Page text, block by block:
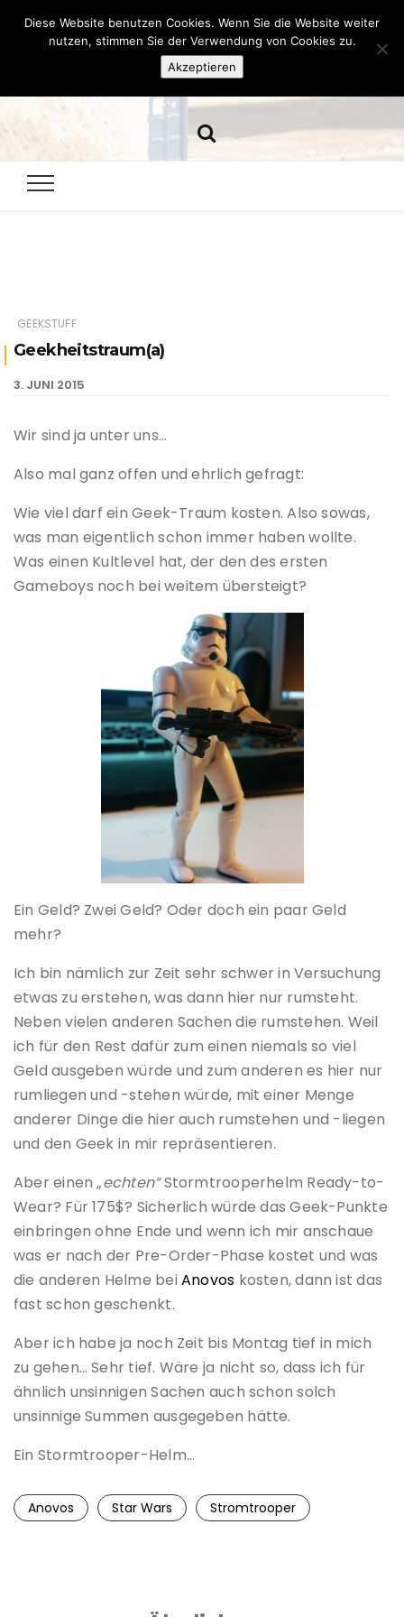
Hazamelistan
GEEKSTUFF
Geekheitstraum(a)
3. JUNI 2015
Wir sind ja unter uns…
Also mal ganz offen und ehrlich gefragt:
Wie viel darf ein Geek-Traum kosten. Also sowas,
was man eigentlich schon immer haben wollte.
Was einen Kultlevel hat, der den des ersten
Gameboys noch bei weitem übersteigt?
Ein Geld? Zwei Geld? Oder doch ein paar Geld
mehr?
Ich bin nämlich zur Zeit sehr schwer in Versuchung
etwas zu erstehen, was dann hier nur rumsteht.
Neben vielen anderen Sachen die rumstehen. Weil
ich für den Rest dafür zum einen niemals so viel
Geld ausgeben würde und zum anderen es hier nur
rumliegen und -stehen würde, mit einer Menge
anderer Dinge die hier auch rumstehen und -liegen
und den Geek in mir repräsentieren.
Aber einen „echten“Stormtrooperhelm Ready-to-
Wear? Für 175$? Sicherlich würde das Geek-Punkte
einbringen ohne Ende und wenn ich mir anschaue
was er nach der Pre-Order-Phase kostet und was
die anderen Helme bei Anovos kosten, dann ist das
fast schon geschenkt.
Aber ich habe ja noch Zeit bis Montag tief in mich
zu gehen… Sehr tief. Wäre ja nicht so, dass ich für
ähnlich unsinnigen Sachen auch schon solch
unsinnige Summen ausgegeben hätte.
Ein Stormtrooper-Helm…
Anovos Star Wars Stromtrooper
Diese Website benutzen Cookies. Wenn Sie die Website weiter
nutzen, stimmen Sie der Verwendung von Cookies zu.
Akzeptieren